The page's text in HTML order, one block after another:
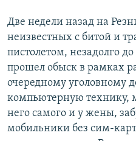
Две недели назад на
неизвестных с битой и
пистолетом, незадолго до
прошел обыск в рамках
очередному уголовному
компьютерную технику,
него самого и у жены,
мобильники без сим-